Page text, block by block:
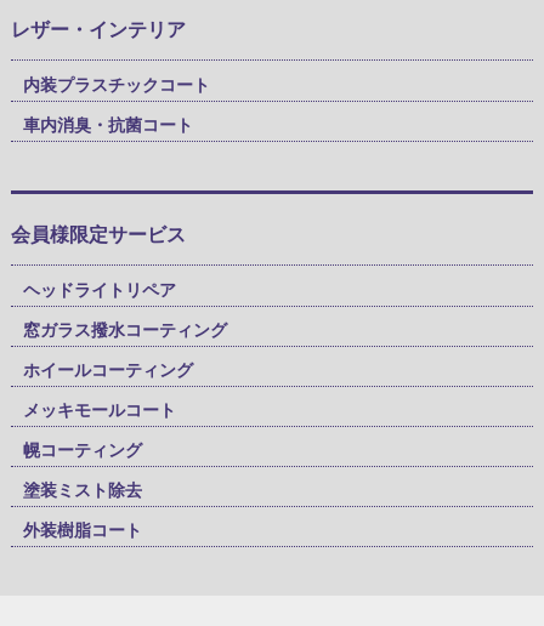
レザー・インテリア
内装プラスチックコート
車内消臭・抗菌コート
会員様限定サービス
ヘッドライトリペア
窓ガラス撥水コーティング
ホイールコーティング
メッキモールコート
幌コーティング
塗装ミスト除去
外装樹脂コート